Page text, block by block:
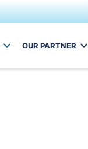
OUR PARTNER